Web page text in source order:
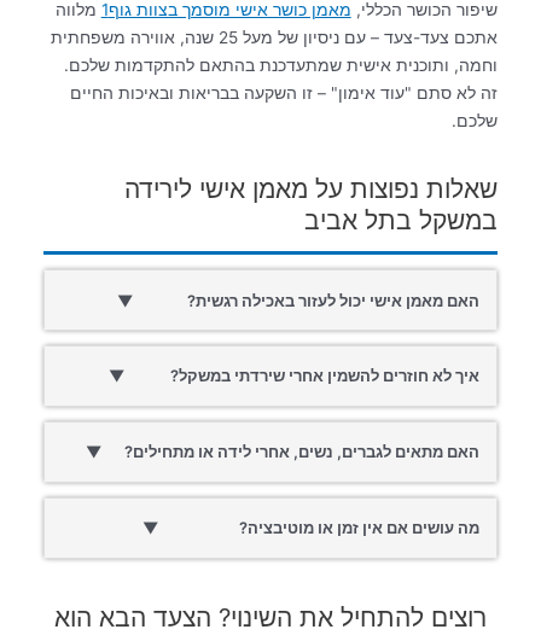
שיפור הכושר הכללי, מאמן כושר אישי מוסמך בצוות גוף1
מלווה
אתכם צעד-צעד – עם ניסיון של מעל 25 שנה, אווירה משפחתית
וחמה, ותוכנית אישית שמתעדכנת בהתאם להתקדמות שלכם.
זה לא סתם "עוד אימון" – זו השקעה בבריאות ובאיכות החיים
שלכם.
שאלות נפוצות על מאמן אישי לירידה
במשקל בתל אביב
האם מאמן אישי יכול לעזור באכילה רגשית? ▼
איך לא חוזרים להשמין אחרי שירדתי במשקל? ▼
האם מתאים לגברים, נשים, אחרי לידה או מתחילים? ▼
מה עושים אם אין זמן או מוטיבציה? ▼
רוצים להתחיל את השינוי? הצעד הבא הוא